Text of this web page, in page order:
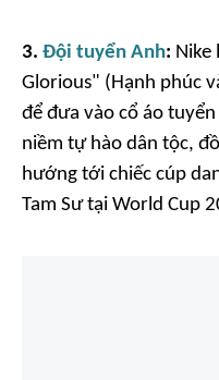
3. Đội tuyển Anh: Nike
Glorious" (Hạnh phúc
để đưa vào cổ áo
niềm tự hào dân tộc,
hướng tới chiếc cúp
Tam Sư tại World Cup